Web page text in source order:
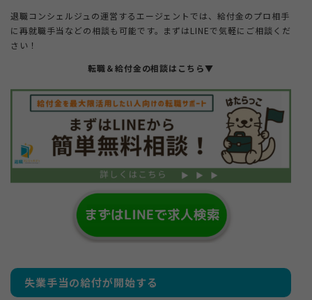
退職コンシェルジュの運営するエージェントでは、給付金のプロ相手
に再就職手当などの相談も可能です。まずはLINEで気軽にご相談くだ
さい！
転職＆給付金の相談はこちら▼
失業手当の給付が開始する